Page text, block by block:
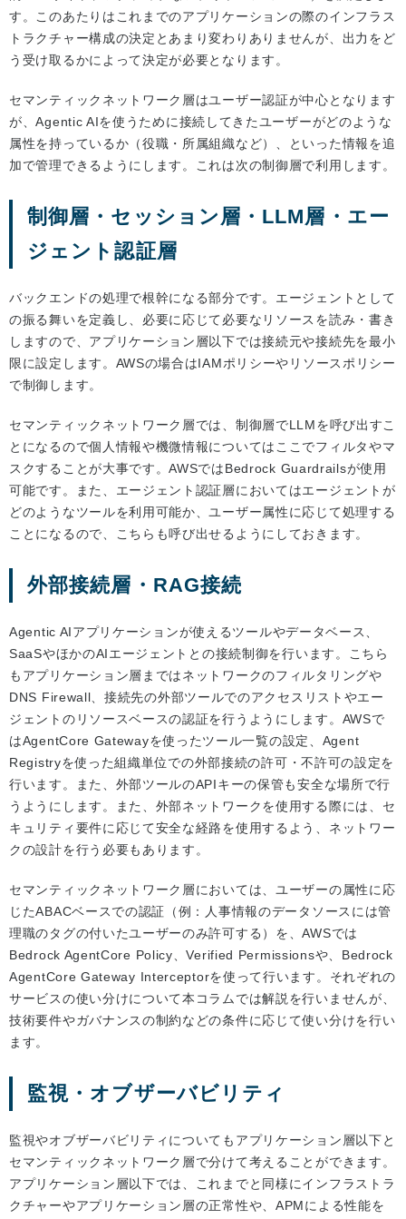
す。このあたりはこれまでのアプリケーションの際のインフラス
トラクチャー構成の決定とあまり変わりありませんが、出力をど
う受け取るかによって決定が必要となります。
セマンティックネットワーク層はユーザー認証が中心となります
が、Agentic AIを使うために接続してきたユーザーがどのような
属性を持っているか（役職・所属組織など）、といった情報を追
加で管理できるようにします。これは次の制御層で利用します。
制御層・セッション層・LLM層・エー
ジェント認証層
バックエンドの処理で根幹になる部分です。エージェントとして
の振る舞いを定義し、必要に応じて必要なリソースを読み・書き
しますので、アプリケーション層以下では接続元や接続先を最小
限に設定します。AWSの場合はIAMポリシーやリソースポリシー
で制御します。
セマンティックネットワーク層では、制御層でLLMを呼び出すこ
とになるので個人情報や機微情報についてはここでフィルタやマ
スクすることが大事です。AWSではBedrock Guardrailsが使用
可能です。また、エージェント認証層においてはエージェントが
どのようなツールを利用可能か、ユーザー属性に応じて処理する
ことになるので、こちらも呼び出せるようにしておきます。
外部接続層・RAG接続
Agentic AIアプリケーションが使えるツールやデータベース、
SaaSやほかのAIエージェントとの接続制御を行います。こちら
もアプリケーション層まではネットワークのフィルタリングや
DNS Firewall、接続先の外部ツールでのアクセスリストやエー
ジェントのリソースベースの認証を行うようにします。AWSで
はAgentCore Gatewayを使ったツール一覧の設定、Agent
Registryを使った組織単位での外部接続の許可・不許可の設定を
行います。また、外部ツールのAPIキーの保管も安全な場所で行
うようにします。また、外部ネットワークを使用する際には、セ
キュリティ要件に応じて安全な経路を使用するよう、ネットワー
クの設計を行う必要もあります。
セマンティックネットワーク層においては、ユーザーの属性に応
じたABACベースでの認証（例：人事情報のデータソースには管
理職のタグの付いたユーザーのみ許可する）を、AWSでは
Bedrock AgentCore Policy、Verified Permissionsや、Bedrock
AgentCore Gateway Interceptorを使って行います。それぞれの
サービスの使い分けについて本コラムでは解説を行いませんが、
技術要件やガバナンスの制約などの条件に応じて使い分けを行い
ます。
監視・オブザーバビリティ
監視やオブザーバビリティについてもアプリケーション層以下と
セマンティックネットワーク層で分けて考えることができます。
アプリケーション層以下では、これまでと同様にインフラストラ
クチャーやアプリケーション層の正常性や、APMによる性能を